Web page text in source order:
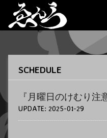
SCHEDULE
『月曜日のけむり注
UPDATE: 2025-01-29